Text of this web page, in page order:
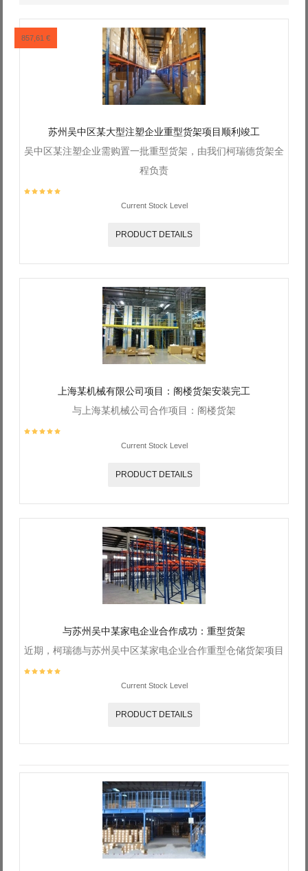
857,61 €
苏州吴中区某大型注塑企业重型货架项目顺利竣工
吴中区某注塑企业需购置一批重型货架，由我们柯瑞德货架全
程负责
Current Stock Level
PRODUCT DETAILS
上海某机械有限公司项目：阁楼货架安装完工
与上海某机械公司合作项目：阁楼货架
Current Stock Level
PRODUCT DETAILS
与苏州吴中某家电企业合作成功：重型货架
近期，柯瑞德与苏州吴中区某家电企业合作重型仓储货架项目
Current Stock Level
PRODUCT DETAILS